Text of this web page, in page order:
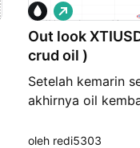
Out look
crud oil )
Setelah kemarin
akhirnya oil
menandakan
P
e
m
b
e
i
a
oleh redi5303